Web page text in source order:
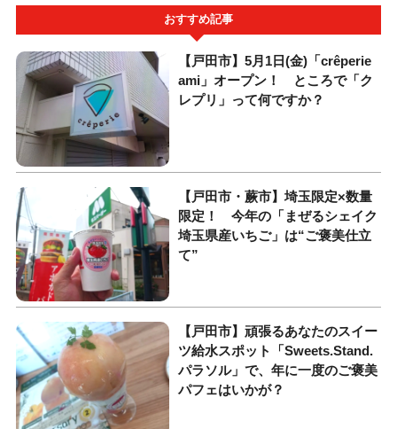
おすすめ記事
【戸田市】5月1日(金)「crêperie
ami」オープン！ ところで「ク
レプリ」って何ですか？
【戸田市・蕨市】埼玉限定×数量
限定！ 今年の「まぜるシェイク
埼玉県産いちご」は“ご褒美仕立
て”
【戸田市】頑張るあなたのスイー
ツ給水スポット「Sweets.Stand.
パラソル」で、年に一度のご褒美
パフェはいかが？